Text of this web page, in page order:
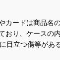
ードは商品名
り、ケース
立つ傷等が